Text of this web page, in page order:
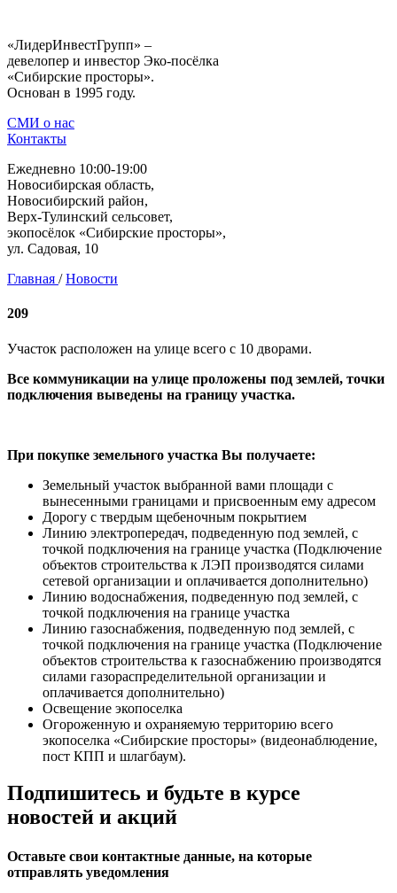
«ЛидерИнвестГрупп» –
девелопер и инвестор Эко-посёлка
«Сибирские просторы».
Основан в 1995 году.
СМИ о нас
Контакты
Ежедневно 10:00-19:00
Новосибирская область,
Новосибирский район,
Верх-Тулинский сельсовет,
экопосёлок «Сибирские просторы»,
ул. Садовая, 10
Главная / Новости
209
Участок расположен на улице всего с 10 дворами.
Все коммуникации на улице проложены под землей, точки
подключения выведены на границу участка.
При покупке земельного участка Вы получаете:
Земельный участок выбранной вами площади с
вынесенными границами и присвоенным ему адресом
Дорогу с твердым щебеночным покрытием
Линию электропередач, подведенную под землей, с
точкой подключения на границе участка (Подключение
объектов строительства к ЛЭП производятся силами
сетевой организации и оплачивается дополнительно)
Линию водоснабжения, подведенную под землей, с
точкой подключения на границе участка
Линию газоснабжения, подведенную под землей, с
точкой подключения на границе участка (Подключение
объектов строительства к газоснабжению производятся
силами газораспределительной организации и
оплачивается дополнительно)
Освещение экопоселка
Огороженную и охраняемую территорию всего
экопоселка «Сибирские просторы» (видеонаблюдение,
пост КПП и шлагбаум).
Подпишитесь и будьте в курсе
новостей и акций
Оставьте свои контактные данные, на которые
отправлять уведомления